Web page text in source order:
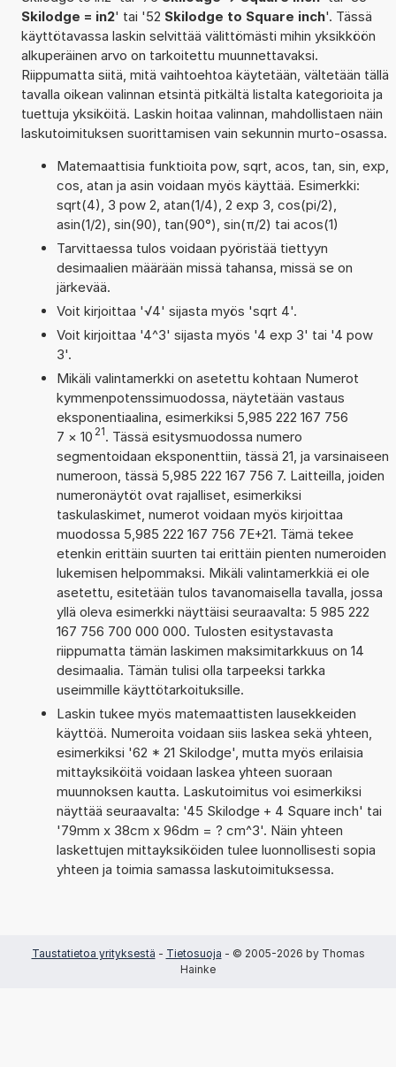
Skilodge = in2' tai '52 Skilodge to Square inch'. Tässä
käyttötavassa laskin selvittää välittömästi mihin yksikköön
alkuperäinen arvo on tarkoitettu muunnettavaksi.
Riippumatta siitä, mitä vaihtoehtoa käytetään, vältetään tällä
tavalla oikean valinnan etsintä pitkältä listalta kategorioita ja
tuettuja yksiköitä. Laskin hoitaa valinnan, mahdollistaen näin
laskutoimituksen suorittamisen vain sekunnin murto-osassa.
Matemaattisia funktioita pow, sqrt, acos, tan, sin, exp,
cos, atan ja asin voidaan myös käyttää. Esimerkki:
sqrt(4), 3 pow 2, atan(1/4), 2 exp 3, cos(pi/2),
asin(1/2), sin(90), tan(90°), sin(π/2) tai acos(1)
Tarvittaessa tulos voidaan pyöristää tiettyyn
desimaalien määrään missä tahansa, missä se on
järkevää.
Voit kirjoittaa '√4' sijasta myös 'sqrt 4'.
Voit kirjoittaa '4^3' sijasta myös '4 exp 3' tai '4 pow
3'.
Mikäli valintamerkki on asetettu kohtaan Numerot
kymmenpotenssimuodossa, näytetään vastaus
eksponentiaalina, esimerkiksi 5,985 222 167 756
7 × 10 21. Tässä esitysmuodossa numero
segmentoidaan eksponenttiin, tässä 21, ja varsinaiseen
numeroon, tässä 5,985 222 167 756 7. Laitteilla, joiden
numeronäytöt ovat rajalliset, esimerkiksi
taskulaskimet, numerot voidaan myös kirjoittaa
muodossa 5,985 222 167 756 7E+21. Tämä tekee
etenkin erittäin suurten tai erittäin pienten numeroiden
lukemisen helpommaksi. Mikäli valintamerkkiä ei ole
asetettu, esitetään tulos tavanomaisella tavalla, jossa
yllä oleva esimerkki näyttäisi seuraavalta: 5 985 222
167 756 700 000 000. Tulosten esitystavasta
riippumatta tämän laskimen maksimitarkkuus on 14
desimaalia. Tämän tulisi olla tarpeeksi tarkka
useimmille käyttötarkoituksille.
Laskin tukee myös matemaattisten lausekkeiden
käyttöä. Numeroita voidaan siis laskea sekä yhteen,
esimerkiksi '62 * 21 Skilodge', mutta myös erilaisia
mittayksiköitä voidaan laskea yhteen suoraan
muunnoksen kautta. Laskutoimitus voi esimerkiksi
näyttää seuraavalta: '45 Skilodge + 4 Square inch' tai
'79mm x 38cm x 96dm = ? cm^3'. Näin yhteen
laskettujen mittayksiköiden tulee luonnollisesti sopia
yhteen ja toimia samassa laskutoimituksessa.
Taustatietoa yrityksestä - Tietosuoja - © 2005-2026 by Thomas
Hainke